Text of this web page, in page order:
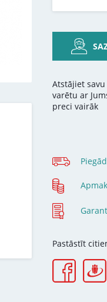
Atstājiet
varētu ar
preci vairāk
Pastāstīt